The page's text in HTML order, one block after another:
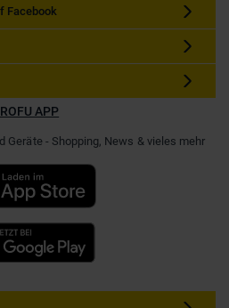
Facebook
ROFU APP
Geräte - Shopping, News & vieles mehr